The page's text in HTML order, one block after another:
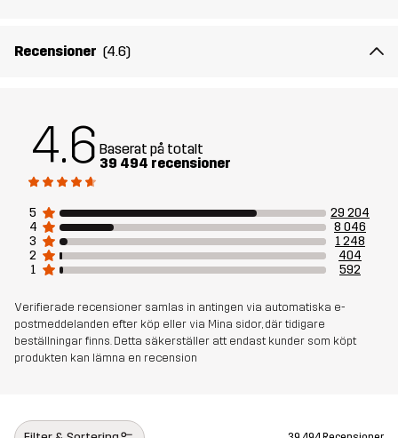
Skapad för ALL-ROUND
Artikelnummer
Recensioner (4.6)
4.6 Baserat på totalt
39 494 recensioner
5
29 204
4
8 046
3
1 248
2
404
1
592
Verifierade recensioner samlas in antingen via automatiska e-
postmeddelanden efter köp eller via Mina sidor, där tidigare
beställningar finns. Detta säkerställer att endast kunder som köpt
produkten kan lämna en recension